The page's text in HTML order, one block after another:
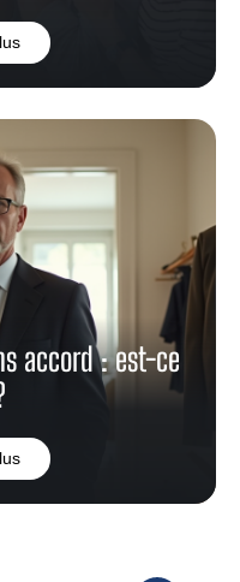
accord : est-ce